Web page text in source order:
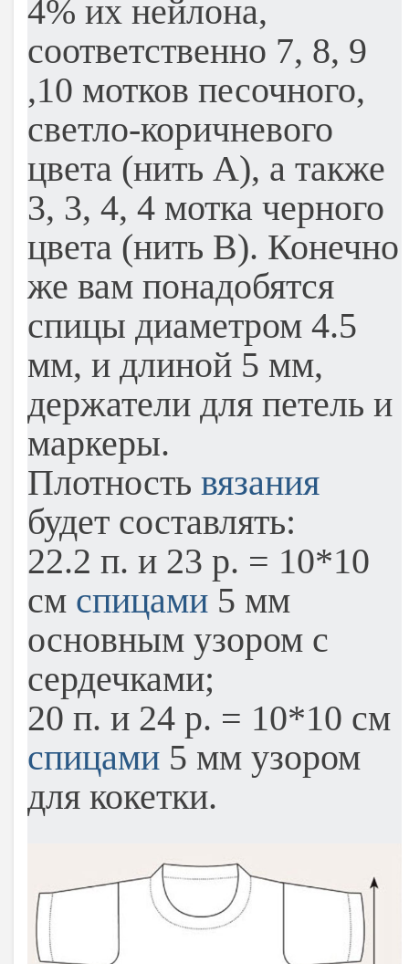
4% их нейлона,
соответственно 7, 8, 9
,10 мотков песочного,
светло-коричневого
цвета (нить А), а также
3, 3, 4, 4 мотка черного
цвета (нить В). Конечно
же вам понадобятся
спицы диаметром 4.5
мм, и длиной 5 мм,
держатели для петель и
маркеры.
Плотность вязания
будет составлять:
22.2 п. и 23 р. = 10*10
см спицами 5 мм
основным узором с
сердечками;
20 п. и 24 р. = 10*10 см
спицами 5 мм узором
для кокетки.